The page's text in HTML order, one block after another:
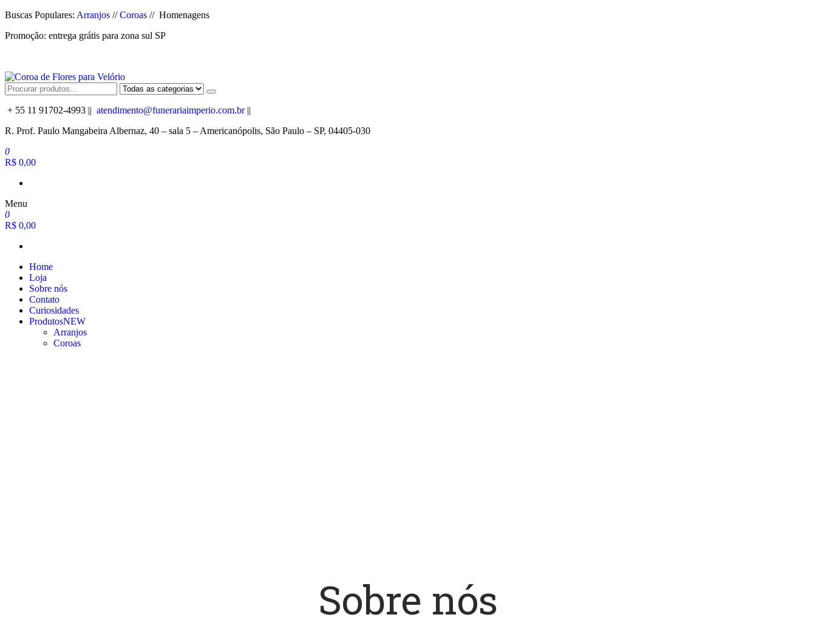
Pular
o
Buscas Populares: Arranjos //Coroas // Homenagens
Promoção: entrega grátis para zona sul SP
Coroa de Flores para Velório
Oferecemos Coroas de Flores com Qualidade e Preço Acessível para Entrega em Velórios no Cemitério em nosso Serviço de Floricultura.
+ 55 11 91702-4993 || atendimento@funerariaimperio.com.br||
R. Prof. Paulo Mangabeira Albernaz, 40 – sala 5 – Americanópolis, São Paulo – SP, 04405-030
0
R$ 0,00
Menu
0
R$ 0,00
Home
Loja
Sobre nós
Contato
Curiosidades
ProdutosNEW
Arranjos
Coroas
Sobre nós